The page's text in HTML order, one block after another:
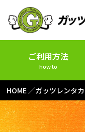
ご利用方法
how to
HOME ガッツレンタ